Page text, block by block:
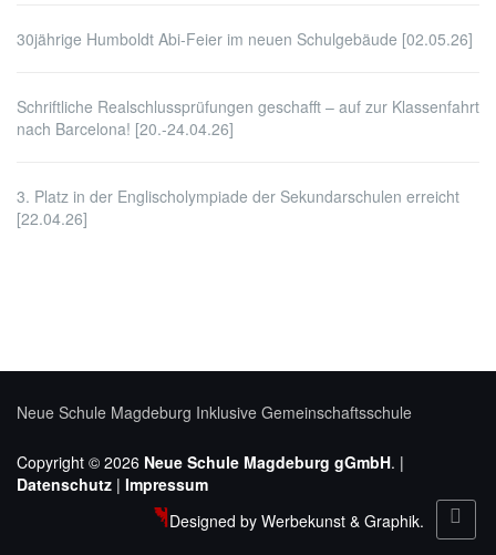
30jährige Humboldt Abi-Feier im neuen Schulgebäude [02.05.26]
Schriftliche Realschlussprüfungen geschafft – auf zur Klassenfahrt
nach Barcelona! [20.-24.04.26]
3. Platz in der Englischolympiade der Sekundarschulen erreicht
[22.04.26]
Neue Schule Magdeburg Inklusive Gemeinschaftsschule
Copyright © 2026 Neue Schule Magdeburg gGmbH. |
Datenschutz | Impressum
Designed by Werbekunst & Graphik.